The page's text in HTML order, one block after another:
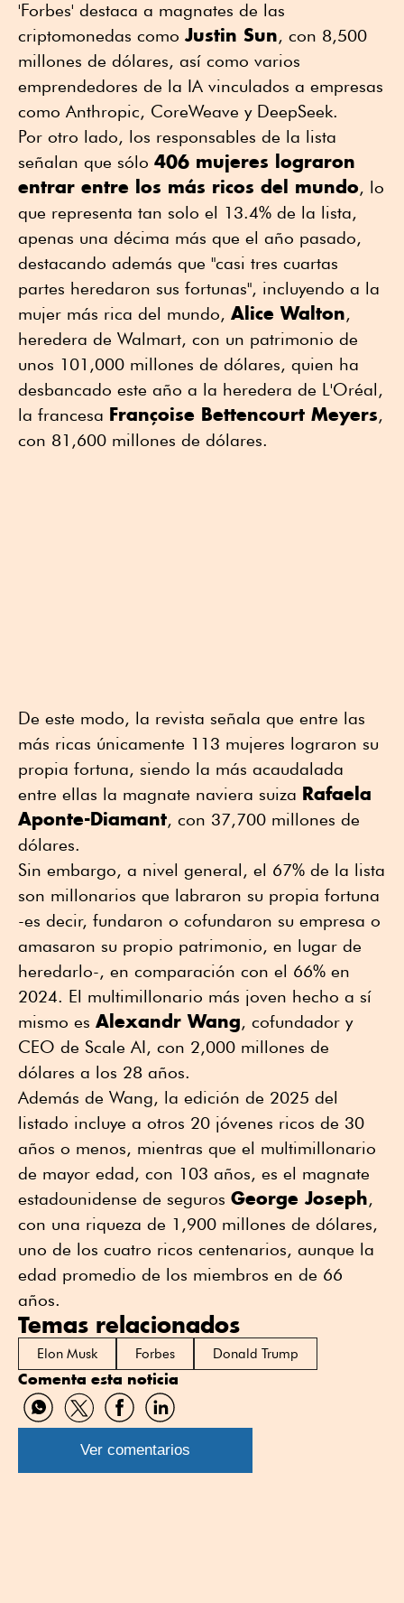
'Forbes' destaca a magnates de las
criptomonedas como Justin Sun, con 8,500
millones de dólares, así como varios
emprendedores de la IA vinculados a empresas
como Anthropic, CoreWeave y DeepSeek.
Por otro lado, los responsables de la lista
señalan que sólo 406 mujeres lograron
entrar entre los más ricos del mundo, lo
que representa tan solo el 13.4% de la lista,
apenas una décima más que el año pasado,
destacando además que "casi tres cuartas
partes heredaron sus fortunas", incluyendo a la
mujer más rica del mundo, Alice Walton,
heredera de Walmart, con un patrimonio de
unos 101,000 millones de dólares, quien ha
desbancado este año a la heredera de L'Oréal,
la francesa Françoise Bettencourt Meyers,
con 81,600 millones de dólares.
De este modo, la revista señala que entre las
más ricas únicamente 113 mujeres lograron su
propia fortuna, siendo la más acaudalada
entre ellas la magnate naviera suiza Rafaela
Aponte-Diamant, con 37,700 millones de
dólares.
Sin embargo, a nivel general, el 67% de la lista
son millonarios que labraron su propia fortuna
-es decir, fundaron o cofundaron su empresa o
amasaron su propio patrimonio, en lugar de
heredarlo-, en comparación con el 66% en
2024. El multimillonario más joven hecho a sí
mismo es Alexandr Wang, cofundador y
CEO de Scale AI, con 2,000 millones de
dólares a los 28 años.
Además de Wang, la edición de 2025 del
listado incluye a otros 20 jóvenes ricos de 30
años o menos, mientras que el multimillonario
de mayor edad, con 103 años, es el magnate
estadounidense de seguros George Joseph,
con una riqueza de 1,900 millones de dólares,
uno de los cuatro ricos centenarios, aunque la
edad promedio de los miembros en de 66
años.
Temas relacionados
Elon Musk Forbes Donald Trump
Comenta esta noticia
Compartir
por
WhatsApp
Compartir
por
Twitter
Compartir
por
Facebook
Compartir
por
Linkedin
Ver comentarios